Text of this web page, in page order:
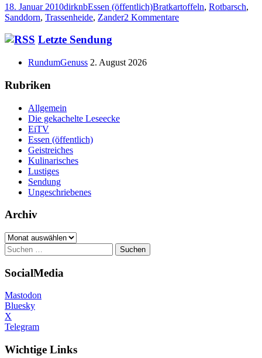
Veröffentlicht
am
18. Januar 2010Autor
dirknbKategorien
Essen (öffentlich)Schlagwörter
Bratkartoffeln, Rotbarsch,
Sanddorn, Trassenheide, Zander2 Kommentarezu
Haupt-
Seitenleiste
Letzte Sendung
RundumGenuss 2. August 2026
Rubriken
Allgemein
Die gekachelte Leseecke
EiTV
Essen (öffentlich)
Geistreiches
Kulinarisches
Lustiges
Sendung
Ungeschriebenes
Archiv
Archiv
Suchen
nach:
SocialMedia
Mastodon
Bluesky
X
Telegram
Wichtige Links